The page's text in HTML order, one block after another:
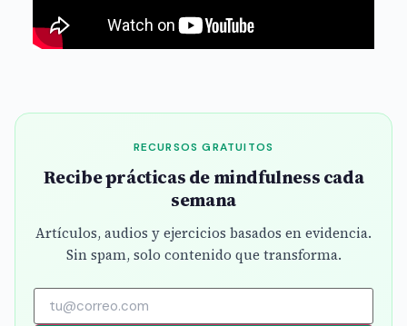
RECURSOS GRATUITOS
Recibe prácticas de mindfulness cada
semana
Artículos, audios y ejercicios basados en evidencia.
Sin spam, solo contenido que transforma.